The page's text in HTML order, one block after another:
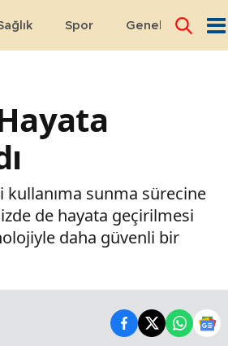
Spor Genel Dünya
kullanıma sunma sürecine
de hayata geçirilmesi
daha güvenli bir